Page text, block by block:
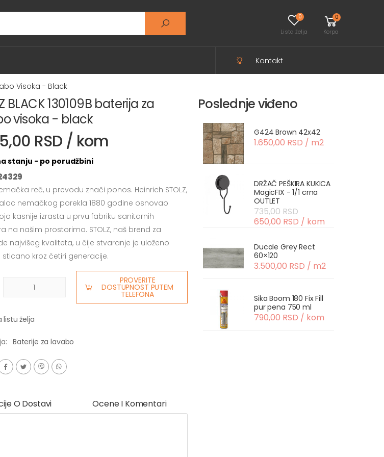
0
Lista želja
0
Korpa
Kontakt
Visoka - Black
BLACK 130109B baterija za
visoka - black
RSD / kom
stanju - po porudžbini
reč, u prevodu znači ponos. Heinrich STOLZ,
nemačkog porekla 1880 godine osnovao
kasnije izrasta u prvu fabriku sanitarnih
na našim prostorima. STOLZ, naš brend za
najvišeg kvaliteta, u čije stvaranje je uloženo
sticano kroz četiri generacije.
PROVERITE
DOSTUPNOST PUTEM
TELEFONA
listu želja
Baterije za lavabo
O Dostavi Ocene I Komentari
Poslednje viđeno
G424 Brown 42x42
1.650,00 RSD / m2
DRŽAČ PEŠKIRA KUKICA
MagicFIX - 1/1 crna
OUTLET
735,00 RSD
650,00 RSD / kom
Ducale Grey Rect
60×120
3.500,00 RSD / m2
Sika Boom 180 Fix Fill
pur pena 750 ml
790,00 RSD / kom